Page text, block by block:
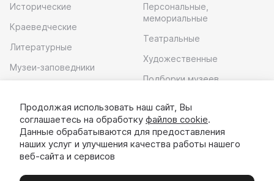
Исторические
Краеведческие
Литературные
Музеи-заповедники
Персональные,
мемориальные
Театральные
Художественные
Подборки музеев
Скачать приложение
Продолжая использовать наш сайт, Вы
соглашаетесь на обработку файлов cookie.
Данные обрабатываются для предоставления
наших услуг и улучшения качества работы нашего
веб-сайта и сервисов